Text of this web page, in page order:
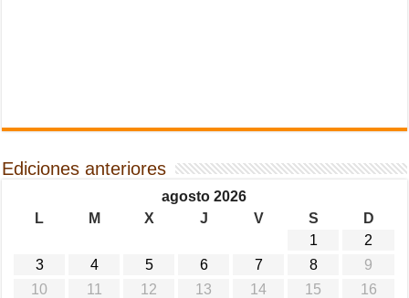
Ediciones anteriores
agosto 2026
L
M X J V S
D
1
2
3
4 5 6 7 8
9
10
11 12 13 14 15
16